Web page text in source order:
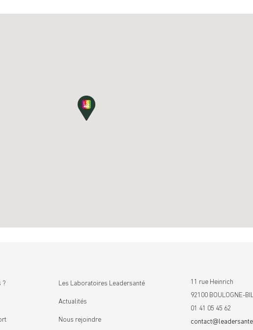
? Les Laboratoires Leadersanté
Actualités
Nous rejoindre
11 rue Heinrich
92100 BOULOGNE-
01 41 05 45 62